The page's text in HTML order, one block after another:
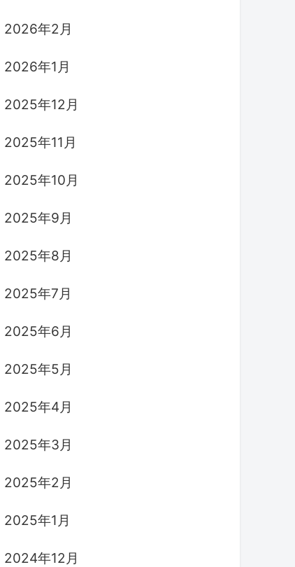
2026年2月
2026年1月
2025年12月
2025年11月
2025年10月
2025年9月
2025年8月
2025年7月
2025年6月
2025年5月
2025年4月
2025年3月
2025年2月
2025年1月
2024年12月